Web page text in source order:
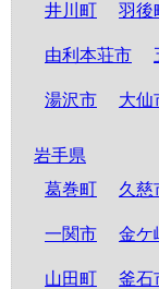
井川町 羽後
由利本荘市
湯沢市 大仙
岩手県
葛巻町
久慈
一関市 金ケ
山田町 釜石